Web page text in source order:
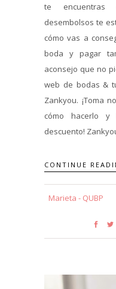
te
desembolsos te
cómo vas a
boda y pagar
aconsejo que no
web de bodas &
Zankyou. ¡Toma
cómo hacerlo
descuento!
CONTINUE
Marieta - QUBP